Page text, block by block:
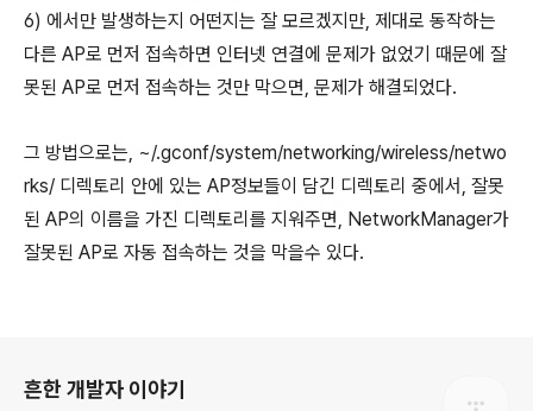
6) 에서만 발생하는지 어떤지는 잘 모르겠지만, 제대로 동작하는
다른 AP로 먼저 접속하면 인터넷 연결에 문제가 없었기 때문에 잘
못된 AP로 먼저 접속하는 것만 막으면, 문제가 해결되었다.
그 방법으로는, ~/.gconf/system/networking/wireless/netwo
rks/ 디렉토리 안에 있는 AP정보들이 담긴 디렉토리 중에서, 잘못
된 AP의 이름을 가진 디렉토리를 지워주면, NetworkManager가
잘못된 AP로 자동 접속하는 것을 막을수 있다.
흔한 개발자 이야기